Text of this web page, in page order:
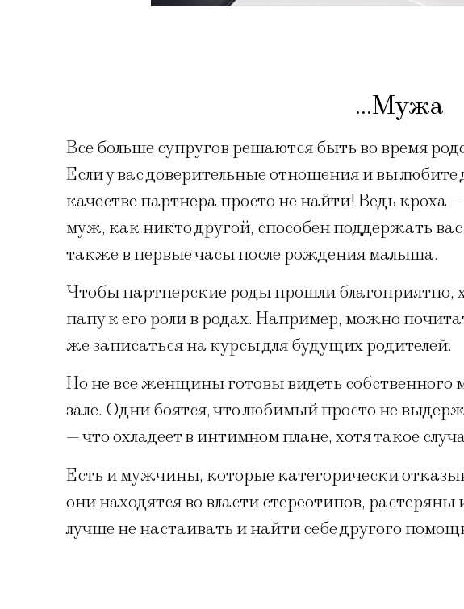
…Мужа
Все больше супругов решаются быть во время
Если у вас доверительные отношения и вы любите
качестве партнера просто не найти! Ведь кроха
муж, как никто другой, способен поддержать вас
также в первые часы после рождения малыша.
Чтобы партнерские роды прошли благоприятно,
папу к его роли в родах. Например, можно
же записаться на курсы для будущих родителей.
Но не все женщины готовы видеть собственного
зале. Одни боятся, что любимый просто не
— что охладеет в интимном плане, хотя такое
Есть и мужчины, которые категорически
они находятся во власти стереотипов, растеряны
лучше не настаивать и найти себе другого